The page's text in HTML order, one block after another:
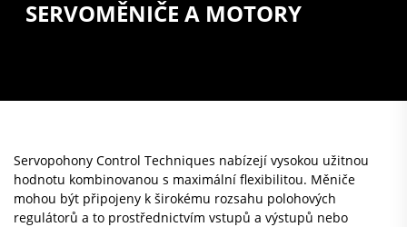
SERVOMĚNIČE A MOTORY
Servopohony Control Techniques nabízejí vysokou užitnou
hodnotu kombinovanou s maximální flexibilitou. Měniče
mohou být připojeny k širokému rozsahu polohových
regulátorů a to prostřednictvím vstupů a výstupů nebo